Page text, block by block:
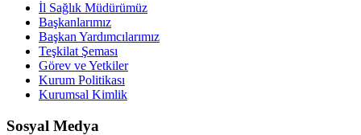
İl Sağlık Müdürümüz
Başkanlarımız
Başkan Yardımcılarımız
Teşkilat Şeması
Görev ve Yetkiler
Kurum Politikası
Kurumsal Kimlik
Sosyal Medya